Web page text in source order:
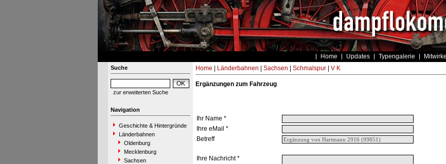
Home Updates Typengalerie
Suche
zur erweiterten Suche
Navigation
Geschichte & Hintergründe
Länderbahnen
Oldenburg
Mecklenburg
Sachsen
Home Länderbahnen Sachsen Schmalspur| V K
Ergänzungen zum Fahrzeug
Ihr Name *
Ihre eMail *
Betreff
Ihre Nachricht *